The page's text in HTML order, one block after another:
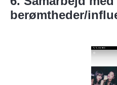
berømtheder/